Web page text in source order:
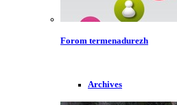
Forom termenadurezh
Archives